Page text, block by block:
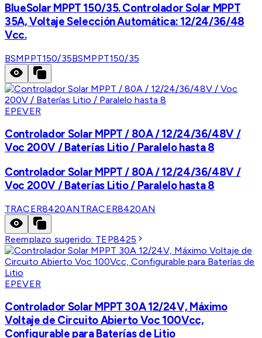
BlueSolar MPPT 150/35. Controlador Solar MPPT
35A, Voltaje Selección Automática: 12/24/36/48
Vcc.
BSMPPT150/35BSMPPT150/35
EPEVER
Controlador Solar MPPT / 80A / 12/24/36/48V /
Voc 200V / Baterías Litio / Paralelo hasta 8
Controlador Solar MPPT / 80A / 12/24/36/48V /
Voc 200V / Baterías Litio / Paralelo hasta 8
TRACER8420ANTRACER8420AN
Reemplazo sugerido: TEP8425
EPEVER
Controlador Solar MPPT 30A 12/24V, Máximo
Voltaje de Circuito Abierto Voc 100Vcc,
Configurable para Baterías de Litio